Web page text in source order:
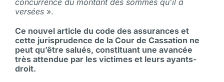
versées ».
Ce nouvel article du code des assurances et
cette jurisprudence de la Cour de Cassation ne
peut qu’être salués, constituant une avancée
très attendue par les victimes et leurs ayants-
droit.